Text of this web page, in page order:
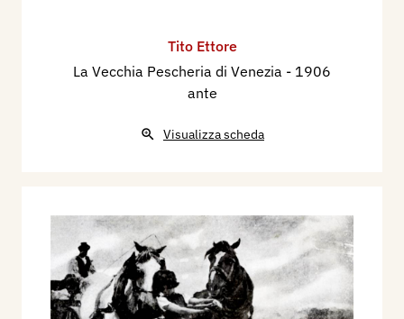
Tito Ettore
La Vecchia Pescheria di Venezia - 1906
ante
Visualizza scheda